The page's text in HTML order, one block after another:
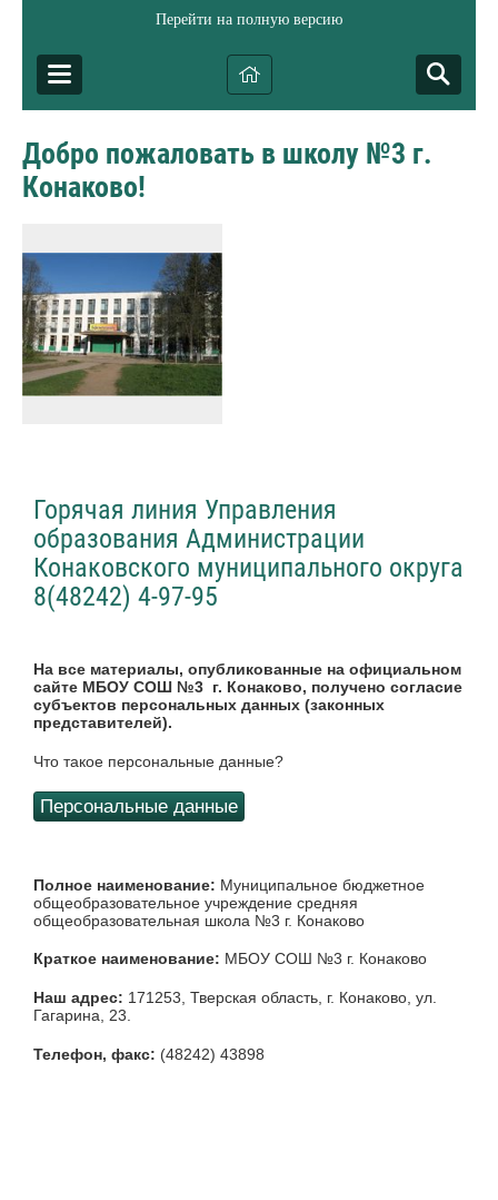
Перейти на полную версию
Добро пожаловать в школу №3 г.
Конаково!
Горячая линия Управления
образования Администрации
Конаковского муниципального округа
8(48242) 4-97-95
На все материалы, опубликованные на официальном
сайте МБОУ СОШ №3 г. Конаково, получено согласие
субъектов персональных данных (законных
представителей).
Что такое персональные данные?
Персональные данные
Полное наименование: Муниципальное бюджетное
общеобразовательное учреждение средняя
общеобразовательная школа №3 г. Конаково
Краткое наименование: МБОУ СОШ №3 г. Конаково
Наш адрес: 171253, Тверская область, г. Конаково, ул.
Гагарина, 23.
Телефон, факс: (48242) 43898